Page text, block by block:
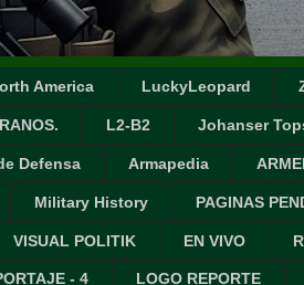
America LuckyLeopard
L2-B2 Johanser
Defensa Armapedia
Military History PAGINAS
VISUAL POLITIK EN VIVO
- 4 LOGO REPORTE